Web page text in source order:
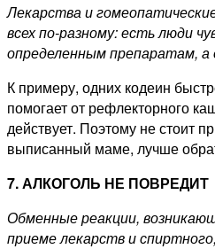
Лекарства и
всех по-разному: есть люди
определенным препаратам, а
К примеру, одних кодеин
помогает от рефлекторного
действует. Поэтому не стоит
выписанный маме, лучше
7. АЛКОГОЛЬ НЕ ПОВРЕДИТ
Обменные реакции,
приеме лекарств и